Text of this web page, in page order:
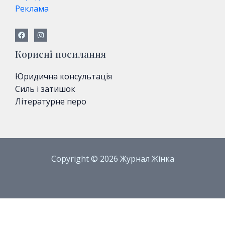
Реклама
Корисні посилання
Юридична консультація
Силь і затишок
Літературне перо
Copyright © 2026 Журнал Жінка